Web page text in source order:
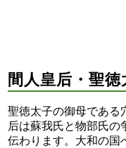
間人皇后・聖
聖徳太子の御母である
后は蘇我氏と物部氏の
伝わります。大和の国